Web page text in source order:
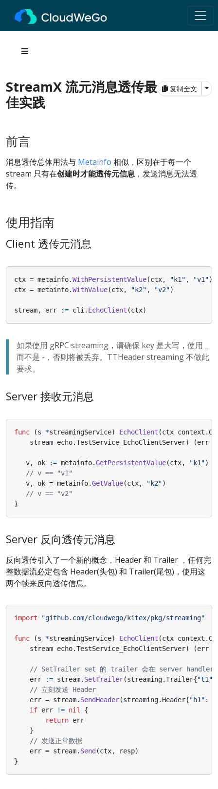
复制全文
StreamX 流元消息透传最
佳实践
前言
消息透传总体用法与 Metainfo 相似，区别在于每一个
stream 只有在创建时才能透传元信息 ，发送消息无法透
传。
使用指南
Client 透传元消息
ctx = metainfo.WithPersistentValue(ctx, "k1" , "v1")
ctx = metainfo.WithValue(ctx, "k2" , "v2")
stream, err := cli . EchoClient (ctx)
如果使用 gRPC streaming，请确保 key 是大写，使用 _
而不是 -，否则将被丢弃。TTHeader streaming 不做此
要求。
Server 接收元消息
func (s *streamingService) EchoClient (ctx context .
stream echo.TestService_EchoClientServer) (err
v, ok := metainfo.GetPersistentValue(ctx, "k1")
// v == "v1"
v, ok = metainfo.GetValue(ctx, "k2")
// v == "v2"
}
Server 反向透传元消息
反向透传引入了一个新的概念，Header 和 Trailer ，任何完
整数据流必定包含 Header(头包) 和 Trailer(尾包)，使用这
两个帧来反向透传信息。
import "github.com/cloudwego/kitex/pkg/streaming"
func (s *streamingService) EchoClient (ctx context .
stream echo.TestService_EchoClientServer) (err
// SetTrailer set 的 trailer 会在 server handler
err
:= stream. SetTrailer(streaming.Trailer{"t1"
// 立刻发送 Header
err = stream. SendHeader(streaming. Header{"h1" :
if err != nil
{
return err
}
// 发送正常数据
err = stream. Send (ctx, resp)
}